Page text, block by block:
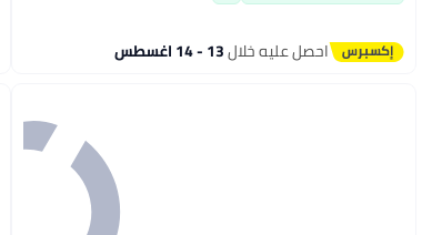
احصل عليه خلال13 - 14 اغسطس